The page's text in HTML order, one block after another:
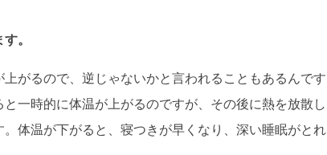
。
がるので、逆じゃないかと言われることもあるんです
一時的に体温が上がるのですが、その後に熱を放散し
体温が下がると、寝つきが早くなり、深い睡眠がとれ